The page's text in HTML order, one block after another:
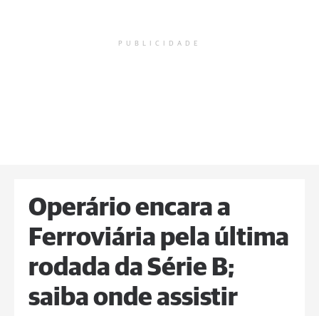
PUBLICIDADE
Operário encara a
Ferroviária pela última
rodada da Série B;
saiba onde assistir